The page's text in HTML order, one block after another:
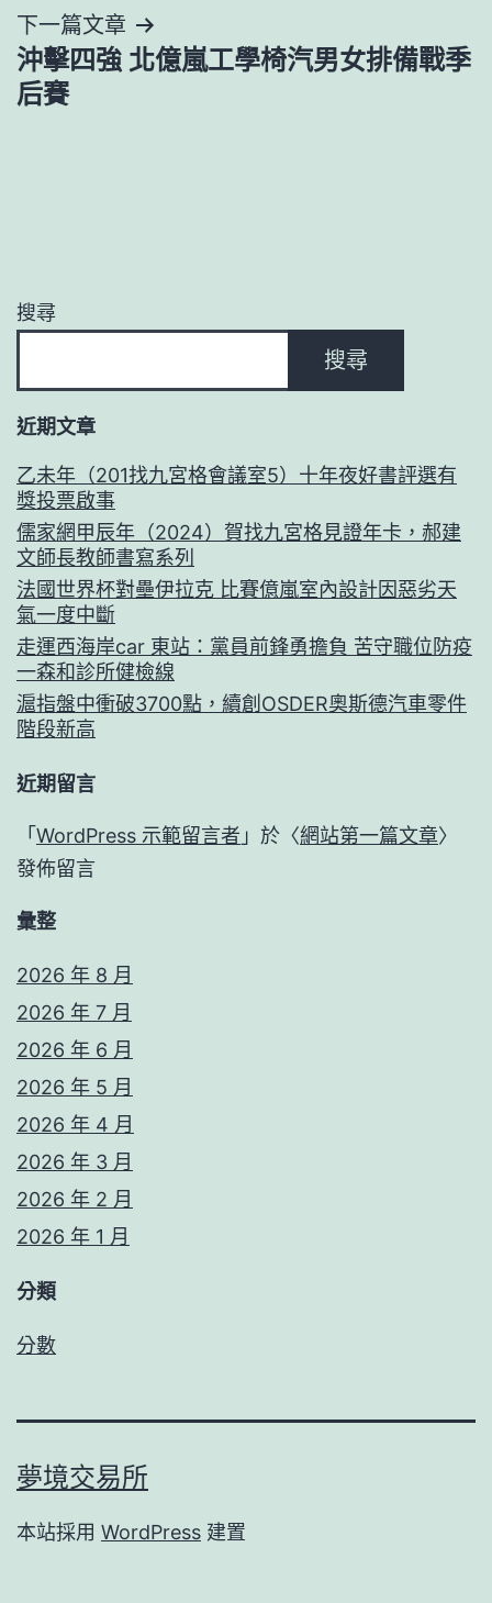
覽
下一篇文章
沖擊四強 北億嵐工學椅汽男女排備戰季
后賽
搜尋
搜尋
近期文章
乙未年（201找九宮格會議室5）十年夜好書評選有
獎投票啟事
儒家網甲辰年（2024）賀找九宮格見證年卡，郝建
文師長教師書寫系列
法國世界杯對壘伊拉克 比賽億嵐室內設計因惡劣天
氣一度中斷
走運西海岸car 東站：黨員前鋒勇擔負 苦守職位防疫
一森和診所健檢線
滬指盤中衝破3700點，續創OSDER奧斯德汽車零件
階段新高
近期留言
「 WordPress 示範留言者 」於〈網站第一篇文章〉
發佈留言
彙整
2026 年 8 月
2026 年 7 月
2026 年 6 月
2026 年 5 月
2026 年 4 月
2026 年 3 月
2026 年 2 月
2026 年 1 月
分類
分數
夢境交易所
本站採用 WordPress 建置